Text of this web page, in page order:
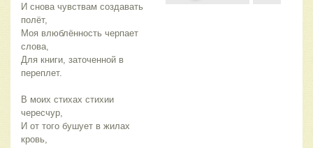
И снова чувствам создавать
полёт,
Моя влюблённость черпает
слова,
Для книги, заточенной в
переплет.
В моих стихах стихии
чересчур,
И от того бушует в жилах
кровь,